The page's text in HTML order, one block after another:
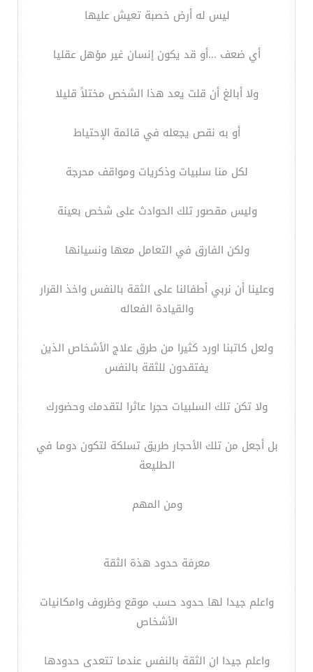
ليس له أرض خصبة تعيش عليها
أي ضعف ...أو قد يكون إنسان غير مؤهل عقليا
ولا أبالغ أن قلت يعد هذا الشخص مختلاً قليلا
أو به نقص يجعله في قائمة الإحتياط
لكل منا سلبيات وذكريات ومواقف محرجة
وليس مقصور تلك الحوادث على شخص بعينة
ولكن الفارق في التعامل معها ونسيانها
وعلينا أن نربي أطفالنا على الثقة بالنفس واخذ القرار
والقيادة الفعاله
ولعل كاتبنا اورد كثيرا من طرق علاج الأشخاص الذين
يفتقدون للثقة بالنفس
ولا تكن تلك السلبيات حجرا عاثرا لتقدمك وحضورك
بل أجعل من تلك الأحجار طريق تسلكة لتكون دوما في
الطليعة
ومن المهم
معرفة حدود هذة الثقة
واعلم جيدا لها حدود حسب موقع وظروف وامكانيات
الأشخاص
واعلم جيدا ان الثقة بالنفس عندما تتعدى حدودها